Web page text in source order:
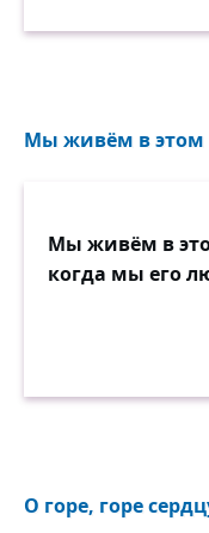
Мы живём в этом
Мы живём в
когда мы его
О горе, горе